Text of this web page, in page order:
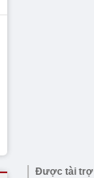
Được tài trợ